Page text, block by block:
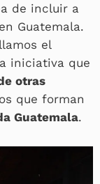
de incluir a
Guatemala.
el
iniciativa que
otras
que forman
Guatemala.